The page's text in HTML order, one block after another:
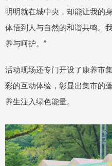
明明就在城中央，却能让我的
体悟到人与自然的和谐共鸣。
养与呵护。”
活动现场还专门开设了康养市
彩的互动体验，彰显出集市的
养生注入绿色能量。